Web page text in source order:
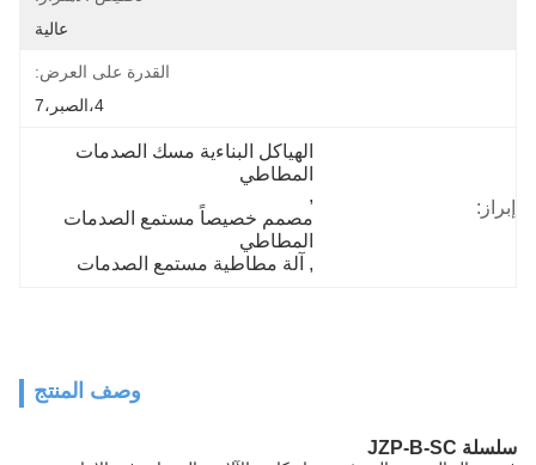
عالية
القدرة على العرض:
4،الصبر،7
إبراز:
الهياكل البناءية مسك الصدمات
المطاطي
,
مصمم خصيصاً مستمع الصدمات
المطاطي
, آلة مطاطية مستمع الصدمات
وصف المنتج
سلسلة JZP-B-SC